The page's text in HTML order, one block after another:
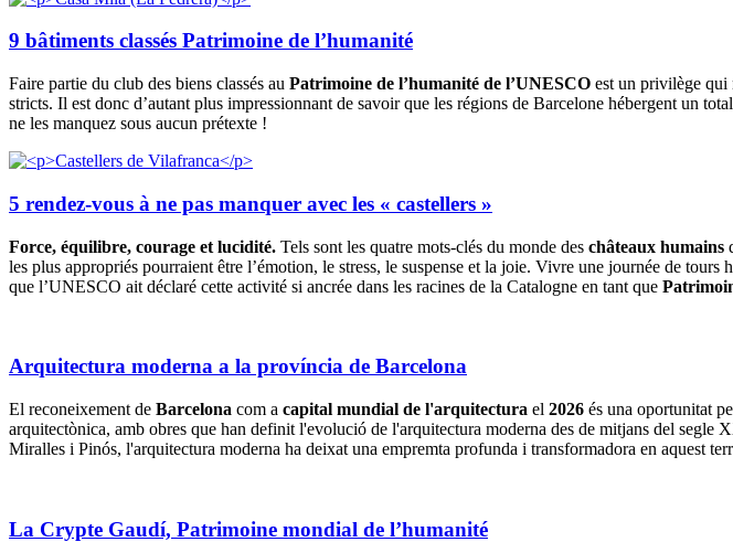
9 bâtiments classés Patrimoine de l’humanité
Faire partie du club des biens classés au Patrimoine de l’humanité de l’UNESCO est un privilège qui
stricts. Il est donc d’autant plus impressionnant de savoir que les régions de Barcelone hébergent un
ne les manquez sous aucun prétexte !
5 rendez-vous à ne pas manquer avec les « castellers »
Force, équilibre, courage et lucidité. Tels sont les quatre mots-clés du monde des châteaux humains
les plus appropriés pourraient être l’émotion, le stress, le suspense et la joie. Vivre une journée de tours
que l’UNESCO ait déclaré cette activité si ancrée dans les racines de la Catalogne en tant que
Arquitectura moderna a la província de Barcelona
El reconeixement de Barcelona com a capital mundial de l'arquitectura el 2026 és una oportunitat
arquitectònica, amb obres que han definit l'evolució de l'arquitectura moderna des de mitjans del
Miralles i Pinós, l'arquitectura moderna ha deixat una empremta profunda i transformadora en aquest
La Crypte Gaudí, Patrimoine mondial de l’humanité